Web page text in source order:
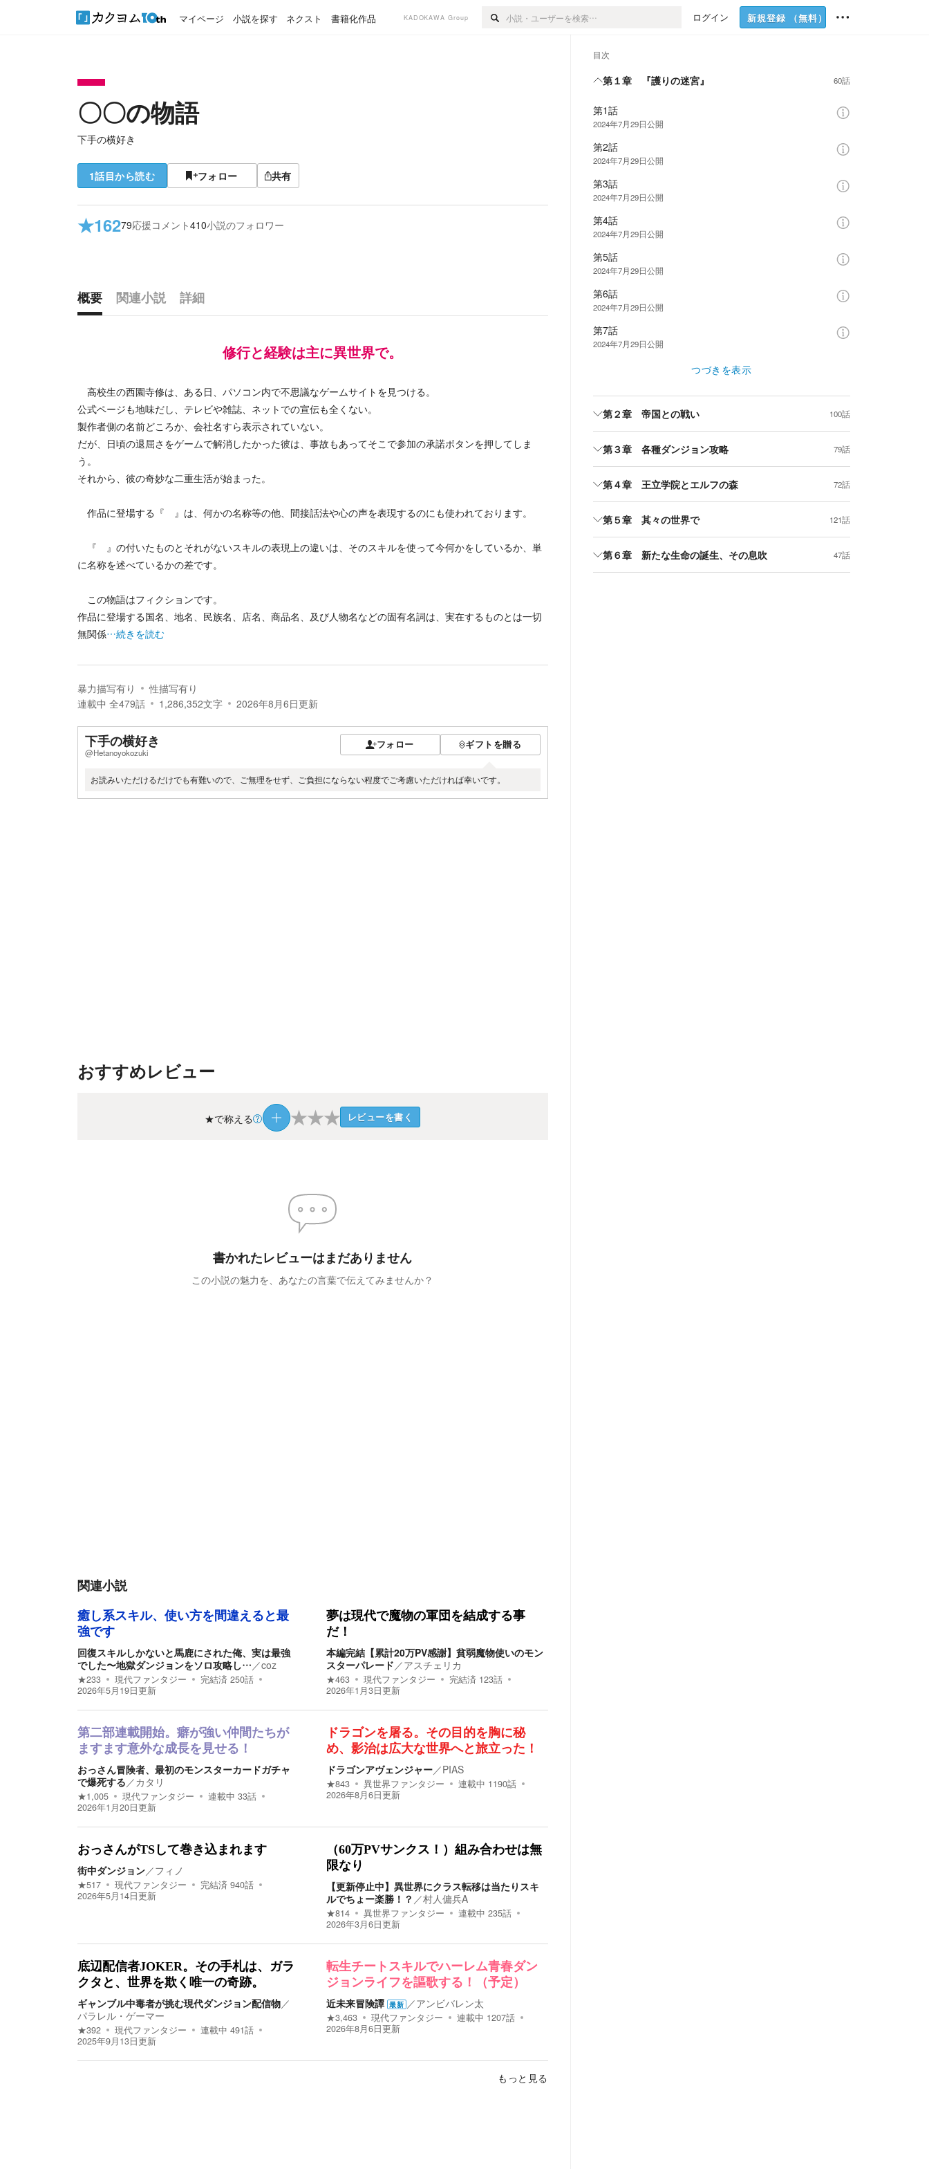
マイページ 小説を探す ネクスト 書籍化作品 KADOKAWA Group ログイン 新規登録 （無料）
〇〇の物語
下手の横好き
1話目から読む フォロー 共有
★16279応援コメント410小説のフォロワー
概要 関連小説
詳細
修行と経験は主に異世界で。
高校生の西園寺修は、ある日、パソコン内で不思議なゲームサイトを見つける。
公式ページも地味だし、テレビや雑誌、ネットでの宣伝も全くない。
製作者側の名前どころか、会社名すら表示されていない。
だが、日頃の退屈さをゲームで解消したかった彼は、事故もあってそこで参加の承諾ボタンを押してしま
う。
それから、彼の奇妙な二重生活が始まった。
作品に登場する『 』は、何かの名称等の他、間接話法や心の声を表現するのにも使われております。
『 』の付いたものとそれがないスキルの表現上の違いは、そのスキルを使って今何かをしているか、単
に名称を述べているかの差です。
この物語はフィクションです。
作品に登場する国名、地名、民族名、店名、商品名、及び人物名などの固有名詞は、実在するものとは一切
無関係…続きを読む
暴力描写有り
性描写有り
連載中 全479話 1,286,352文字 2026年8月6日更新
下手の横好き
@Hetanoyokozuki
フォロー ギフトを贈る
お読みいただけるだけでも有難いので、ご無理をせず、ご負担にならない程度でご考慮いただければ幸いです。
おすすめレビュー
★で称える ★★★ レビューを書く
書かれたレビューはまだありません
この小説の魅力を、あなたの言葉で伝えてみませんか？
関連小説
癒し系スキル、使い方を間違えると最
強です
回復スキルしかないと馬鹿にされた俺、実は最強
でした〜地獄ダンジョンをソロ攻略し…／coz
★233 現代ファンタジー 完結済 250話
2026年5月19日更新
夢は現代で魔物の軍団を結成する事
だ！
本編完結【累計20万PV感謝】貧弱魔物使いのモン
スターパレード／アスチェリカ
★463 現代ファンタジー 完結済 123話
2026年1月3日更新
第二部連載開始。癖が強い仲間たちが
ますます意外な成長を見せる！
おっさん冒険者、最初のモンスターカードガチャ
で爆死する／カタリ
★1,005 現代ファンタジー 連載中 33話
2026年1月20日更新
ドラゴンを屠る。その目的を胸に秘
め、影治は広大な世界へと旅立った！
ドラゴンアヴェンジャー／PIAS
★843 異世界ファンタジー 連載中 1190話
2026年8月6日更新
おっさんがTSして巻き込まれます
街中ダンジョン／フィノ
★517 現代ファンタジー 完結済 940話
2026年5月14日更新
（60万PVサンクス！）組み合わせは無
限なり
【更新停止中】異世界にクラス転移は当たりスキ
ルでちょー楽勝！？ ／村人傭兵A
★814 異世界ファンタジー 連載中 235話
2026年3月6日更新
底辺配信者JOKER。その手札は、ガラ
クタと、世界を欺く唯一の奇跡。
ギャンブル中毒者が挑む現代ダンジョン配信物／
パラレル・ゲーマー
★392 現代ファンタジー 連載中 491話
2025年9月13日更新
転生チートスキルでハーレム青春ダン
ジョンライフを謳歌する！（予定）
近未来冒険譚 最新 ／アンビバレン太
★3,463 現代ファンタジー 連載中 1207話
2026年8月6日更新
もっと見る
目次
第１章 『護りの迷宮』 60話
第1話
2024年7月29日公開
第2話
2024年7月29日公開
第3話
2024年7月29日公開
第4話
2024年7月29日公開
第5話
2024年7月29日公開
第6話
2024年7月29日公開
第7話
2024年7月29日公開
つづきを表示
第２章 帝国との戦い 100話
第３章 各種ダンジョン攻略 79話
第４章 王立学院とエルフの森 72話
第５章 其々の世界で 121話
第６章 新たな生命の誕生、その息吹 47話